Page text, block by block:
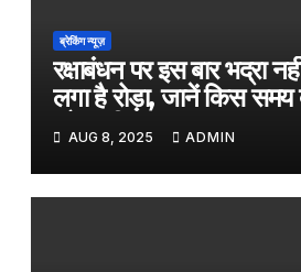
ब्रेकिंग न्यूज़
रक्षाबंधन पर इस बार भद्रा
लगा है रोड़ा, जानें किस समय
को राखी
AUG 8, 2025 ADMIN